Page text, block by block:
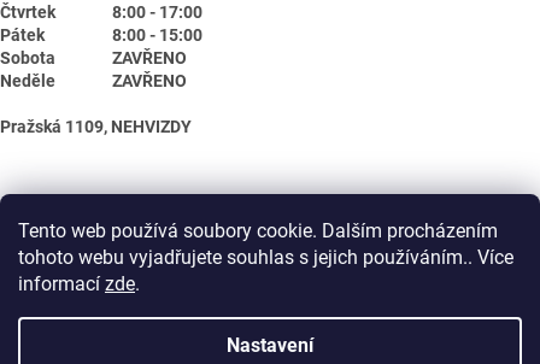
Tento web používá soubory cookie. Dalším procházením
tohoto webu vyjadřujete souhlas s jejich používáním.. Více
informací zde.
Nastavení
Čtvrtek
8:00 - 17:00
Pátek
8:00 - 15:00
Sobota
ZAVŘENO
Neděle
ZAVŘENO
Pražská 1109, NEHVIZDY
Vytvořil Shoptet